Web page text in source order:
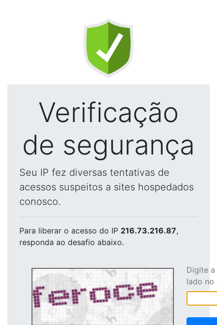
Verificação
de segurança
Seu IP fez diversas tentativas de
acessos suspeitos a sites hospedados
conosco.
Para liberar o acesso do IP 216.73.216.87,
responda ao desafio abaixo.
Digite
lado no